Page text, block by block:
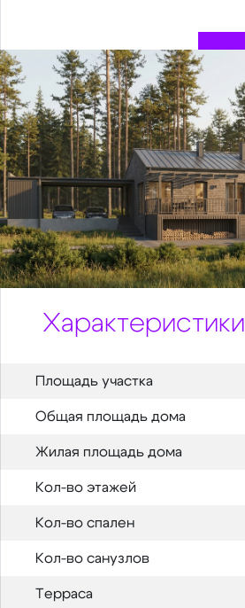
Характеристики
Площадь участка
Общая площадь дома
Жилая площадь дома
Кол-во этажей
Кол-во спален
Кол-во санузлов
Терраса